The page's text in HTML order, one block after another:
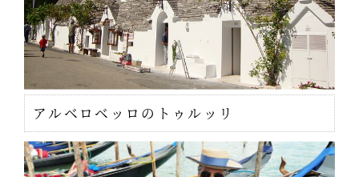
アルベロベッロのトゥルッリ